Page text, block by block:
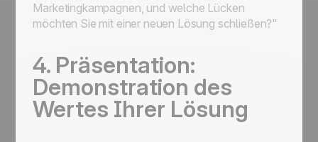
Marketingkampagnen, und welche Lücken
möchten Sie mit einer neuen Lösung schließen?"
4. Präsentation:
Demonstration des
Wertes Ihrer Lösung